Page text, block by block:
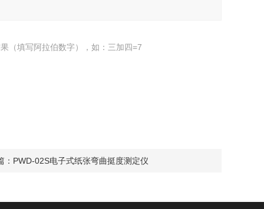
（填写阿拉伯数字），如：三加四=7
： PWD-02S电子式纸张弯曲挺度测定仪